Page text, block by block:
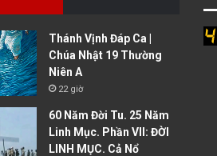
Thánh Vịnh Đáp Ca |
Chúa Nhật 19 Thường
Niên A
22 giờ
60 Năm Đời Tu. 25 Năm
Linh Mục. Phần VII: ĐỜI
LINH MỤC. Cả Nổ